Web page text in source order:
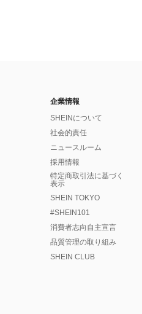
企業情報
SHEINについて
社会的責任
ニュースルーム
採用情報
特定商取引法に基づく
表示
SHEIN TOKYO
#SHEIN101
消費者志向自主宣言
品質管理の取り組み
SHEIN CLUB